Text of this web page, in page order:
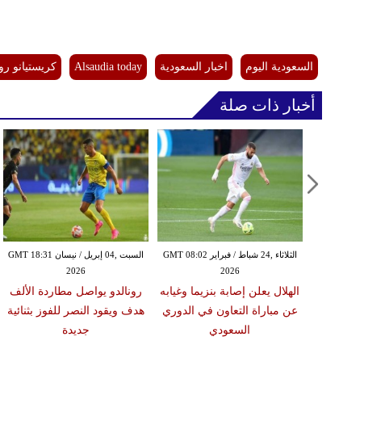
السعودية اليوم اخبار السعودية Alsaudia today كريستيانو
أخبار ذات صلة
السبت ,04 إبريل / نيسان GMT 18:31
2026
رونالدو يواصل مطاردة الألف
هدف ويقود النصر للفوز بثنائية
جديدة
الثلاثاء ,24 شباط / فبراير GMT 08:02
2026
الهلال يعلن إصابة بنزيما وغيابه
عن مباراة التعاون في الدوري
السعودي